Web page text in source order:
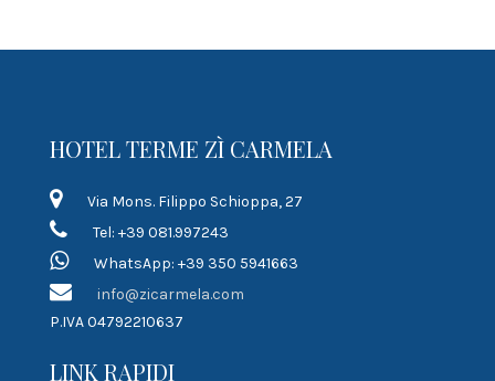
HOTEL TERME ZÌ CARMELA
Via Mons. Filippo Schioppa, 27
Tel: +39 081.997243
WhatsApp: +39 350 5941663
info@zicarmela.com
P.IVA 04792210637
LINK RAPIDI